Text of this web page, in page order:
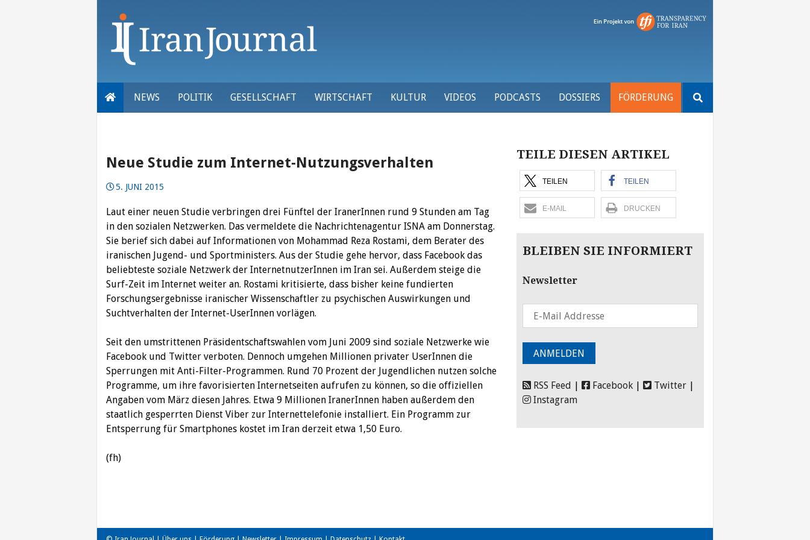
NEWS POLITIK GESELLSCHAFT WIRTSCHAFT KULTUR VIDEOS PODCASTS DOSSIERS FÖRDERUNG
nach:
Neue Studie zum Internet-Nutzungsverhalten
5. JUNI 2015
Laut einer neuen Studie verbringen drei Fünftel der IranerInnen rund 9 Stunden am Tag
in den sozialen Netzwerken. Das vermeldete die Nachrichtenagentur ISNA am Donnerstag.
Sie berief sich dabei auf Informationen von Mohammad Reza Rostami, dem Berater des
iranischen Jugend- und Sportministers. Aus der Studie gehe hervor, dass Facebook das
beliebteste soziale Netzwerk der InternetnutzerInnen im Iran sei. Außerdem steige die
Surf-Zeit im Internet weiter an. Rostami kritisierte, dass bisher keine fundierten
Forschungsergebnisse iranischer Wissenschaftler zu psychischen Auswirkungen und
Suchtverhalten der Internet-UserInnen vorlägen.
Seit den umstrittenen Präsidentschaftswahlen vom Juni 2009 sind soziale Netzwerke wie
Facebook und Twitter verboten. Dennoch umgehen Millionen privater UserInnen die
Sperrungen mit Anti-Filter-Programmen. Rund 70 Prozent der Jugendlichen nutzen solche
Programme, um ihre favorisierten Internetseiten aufrufen zu können, so die offiziellen
Angaben vom März diesen Jahres. Etwa 9 Millionen IranerInnen haben außerdem den
staatlich gesperrten Dienst Viber zur Internettelefonie installiert. Ein Programm zur
Entsperrung für Smartphones kostet im Iran derzeit etwa 1,50 Euro.
(fh)
TEILE DIESEN ARTIKEL
TEILEN TEILEN
E-MAIL DRUCKEN
BLEIBEN SIE INFORMIERT
Newsletter
RSS Feed Facebook Twitter
Instagram